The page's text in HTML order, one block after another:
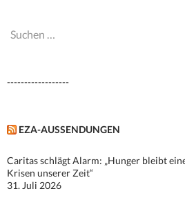
Suchen
------------------
EZA-AUSSENDUNGEN
Caritas schlägt Alarm: „Hunger bleibt
Krisen unserer Zeit“
31. Juli 2026